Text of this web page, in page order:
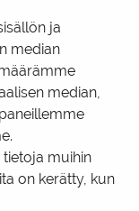
ja
median
median,
muihin
on kerätty, kun
hallinta